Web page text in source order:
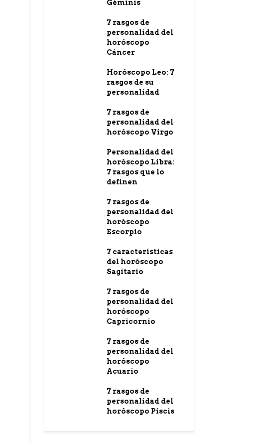
Géminis
7 rasgos de
personalidad del
horóscopo
Cáncer
Horóscopo Leo: 7
rasgos de su
personalidad
7 rasgos de
personalidad del
horóscopo Virgo
Personalidad del
horóscopo Libra:
7 rasgos que lo
definen
7 rasgos de
personalidad del
horóscopo
Escorpio
7 características
del horóscopo
Sagitario
7 rasgos de
personalidad del
horóscopo
Capricornio
7 rasgos de
personalidad del
horóscopo
Acuario
7 rasgos de
personalidad del
horóscopo Piscis